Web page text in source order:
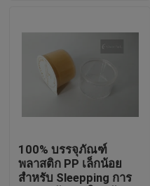
ฝาขวดพลาสติก
100% บรรจุภัณฑ์
พลาสติก PP เล็กน้อย
สำหรับ Sleepping การ